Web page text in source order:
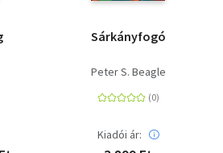
Sárkányfogó
Peter S. Beagle
Kiadói ár: